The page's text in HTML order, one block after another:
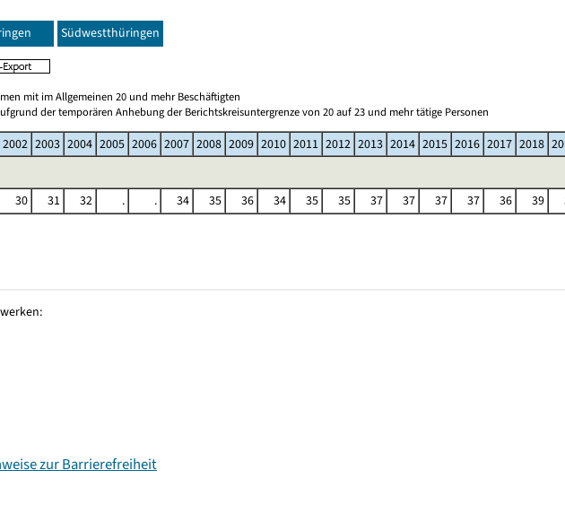
Südwestthüringen
mit im Allgemeinen 20 und mehr Beschäftigten
der temporären Anhebung der Berichtskreisuntergrenze von 20 auf 23 und mehr tätige Personen
2002 2003 2004 2005 2006 2007 2008 2009 2010 2011 2012 2013 2014 2015 2016 2017 2018
30 31 32 . . 34 35 36 34 35 35 37 37 37 37 36 39
zur Barrierefreiheit